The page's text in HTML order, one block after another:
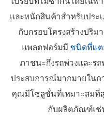
และหนักสินค้าสำหรับประ
กับกรอบโครงสร้างปริ
แพลตฟอร์มมี ชนิดที่แต
ภาชนะกึ่งรถพ่วงและรถ
ประสบการณ์มากมายในก
คุณมีโซลูชั่นที่เหมาะสมที่สุ
กับผลิตภัณฑ์เช่